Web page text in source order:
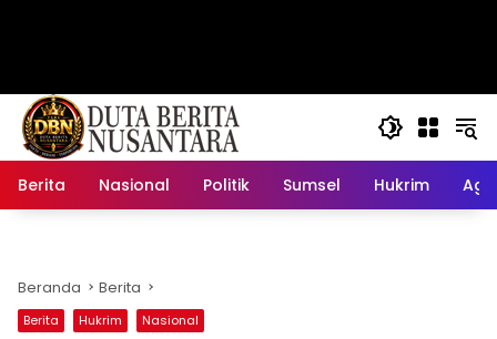
Berita Nasional Politik Sumsel Hukrim
Beranda Berita
Berita Hukrim Nasional